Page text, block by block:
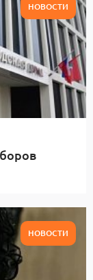
НОВОСТИ
НОВОСТИ